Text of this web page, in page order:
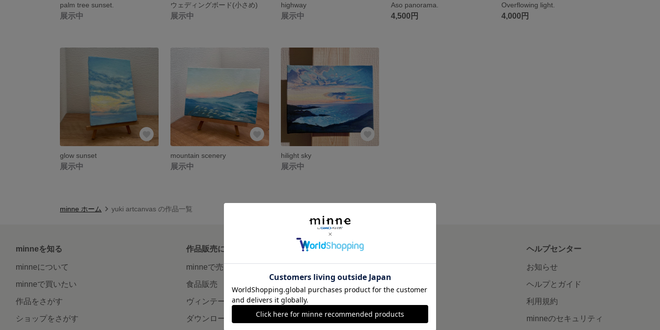
palm tree sunset.
展示中
ウェディングボード(小さめ)
展示中
highway
展示中
Aso panorama.
4,500円
Overflowing light.
4,000円
glow sunset
展示中
mountain scenery
展示中
hilight sky
展示中
minne ホーム yuki artcanvas の作品一覧
minneを知る
minneについて
minneで買いたい
作品をさがす
ショップをさがす
作品販売について
minneで売りたい
食品販売
ヴィンテージ販売
ダウンロード販売
読みもの
minne学習帖
minneの本
ヘルプセンター
お知らせ
ヘルプとガイド
利用規約
minneのセキュリティ